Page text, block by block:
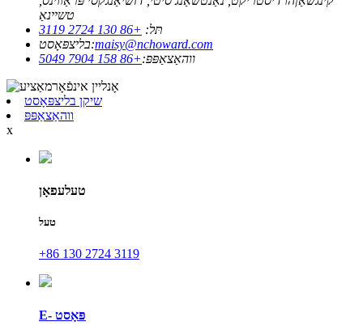
טשיינאַ
תּל: +86 130 2724 3119
בליצפּאָסט:maisy@nchoward.com
ווהאַצאַפּפּ:+86 158 7904 5049
שיקן בליצפּאָסט
ווהאַצאַפּפּ
x
טעלעפאָן
טעל
+86 130 2724 3119
E- פּאָסט